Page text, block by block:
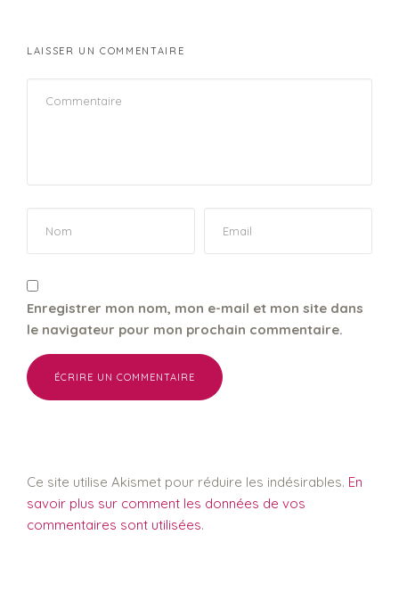
LAISSER UN COMMENTAIRE
Enregistrer mon nom, mon e-mail et mon site dans
le navigateur pour mon prochain commentaire.
Ce site utilise Akismet pour réduire les indésirables. En
savoir plus sur comment les données de vos
commentaires sont utilisées.